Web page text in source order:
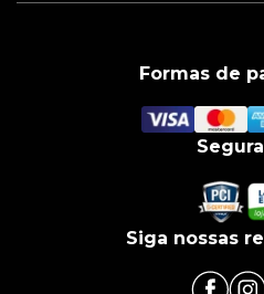
Formas de
Siga nossas